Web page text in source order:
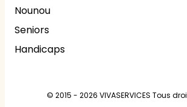
Nounou
Seniors
Handicaps
© 2015 - 2026 VIVASERVICES Tous